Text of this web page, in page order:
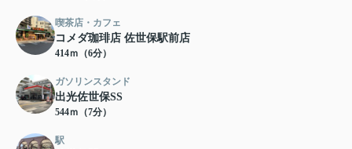
喫茶店・カフェ
コメダ珈琲店 佐世保駅前店
414ｍ（6分）
ガソリンスタンド
出光佐世保SS
544ｍ（7分）
駅